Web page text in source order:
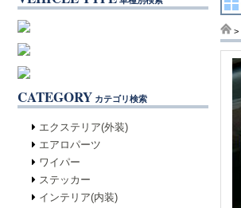
CATEGORY カテゴリ検索
エクステリア(外装)
エアロパーツ
ワイパー
ステッカー
インテリア(内装)
>